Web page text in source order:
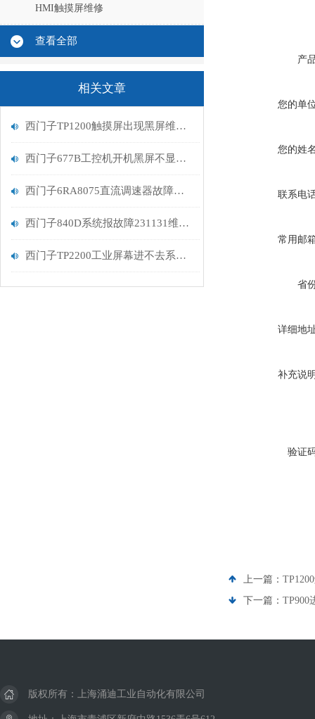
HMI触摸屏维修
查看全部
相关文章
西门子TP1200触摸屏出现黑屏维修解决
西门子677B工控机开机黑屏不显示维修解决
西门子6RA8075直流调速器故障报警F60005维修分析
西门子840D系统报故障231131维修排查
西门子TP2200工业屏幕进不去系统维修方法
产
您的单
您的姓
联系电
常用邮
省
详细地
补充说
验证
上一篇：
下一篇： TP900
版权所有：上海涌迪工业自动化有限公司